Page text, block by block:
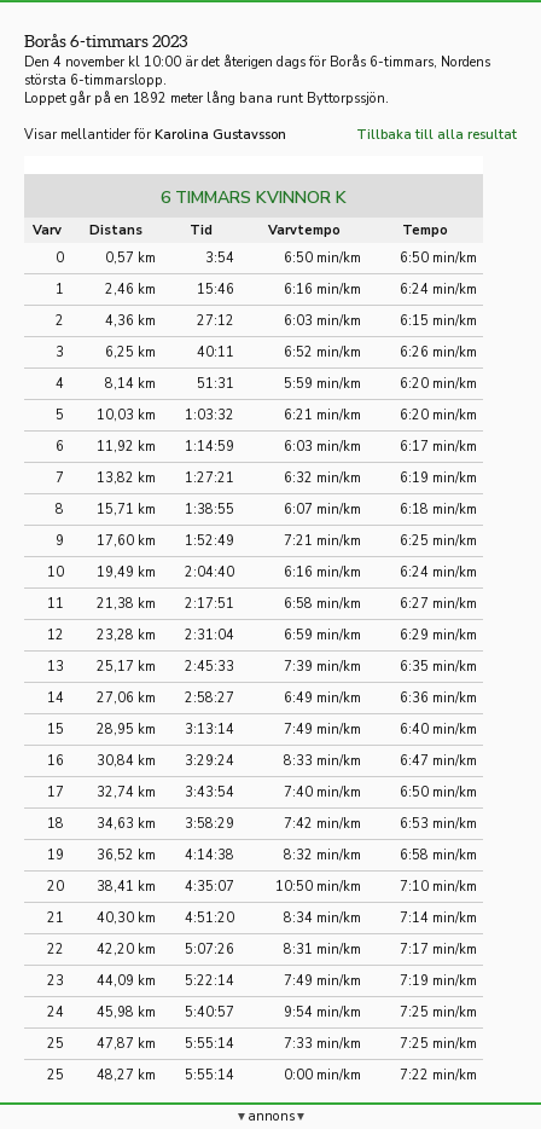
Borås 6-timmars 2023
Den 4 november kl 10:00 är det återigen dags för Borås 6-timmars, Nordens
största 6-timmarslopp.
Loppet går på en 1892 meter lång bana runt Byttorpssjön.
Visar mellantider för Karolina Gustavsson Tillbaka till alla resultat
6 TIMMARS KVINNOR K
Varv Distans Tid Varvtempo
Tempo
0
0,57 km 3:54 6:50 min/km
6:50 min/km
1
2,46 km 15:46 6:16 min/km
6:24 min/km
2
4,36 km 27:12 6:03 min/km
6:15 min/km
3
6,25 km 40:11 6:52 min/km
6:26 min/km
4
8,14 km 51:31 5:59 min/km
6:20 min/km
5
10,03 km 1:03:32 6:21 min/km
6:20 min/km
6
11,92 km 1:14:59 6:03 min/km
6:17 min/km
7
13,82 km 1:27:21 6:32 min/km
6:19 min/km
8
15,71 km 1:38:55 6:07 min/km
6:18 min/km
9
17,60 km 1:52:49 7:21 min/km
6:25 min/km
10
19,49 km 2:04:40 6:16 min/km
6:24 min/km
11
21,38 km 2:17:51 6:58 min/km
6:27 min/km
12
23,28 km 2:31:04 6:59 min/km
6:29 min/km
13
25,17 km 2:45:33 7:39 min/km
6:35 min/km
14
27,06 km 2:58:27 6:49 min/km
6:36 min/km
15
28,95 km 3:13:14 7:49 min/km
6:40 min/km
16
30,84 km 3:29:24 8:33 min/km
6:47 min/km
17
32,74 km 3:43:54 7:40 min/km
6:50 min/km
18
34,63 km 3:58:29 7:42 min/km
6:53 min/km
19
36,52 km 4:14:38 8:32 min/km
6:58 min/km
20
38,41 km 4:35:07 10:50 min/km
7:10 min/km
21
40,30 km 4:51:20 8:34 min/km
7:14 min/km
22
42,20 km 5:07:26 8:31 min/km
7:17 min/km
23
44,09 km 5:22:14 7:49 min/km
7:19 min/km
24
45,98 km 5:40:57 9:54 min/km
7:25 min/km
25
47,87 km 5:55:14 7:33 min/km
7:25 min/km
25
48,27 km 5:55:14 0:00 min/km 7:22 min/km
annons